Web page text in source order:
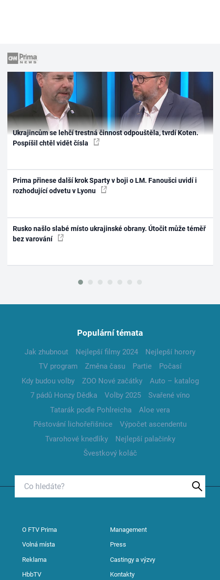
Ukrajincům se lehčí trestná činnost odpouštěla, tvrdí Koten.
Pospíšil chtěl vidět čísla
Prima přinese další krok Sparty v boji o LM. Fanoušci uvidí i
rozhodující odvetu v Lyonu
Rusko našlo slabé místo ukrajinské obrany. Útočit může téměř
bez varování
Populární témata
Jak zhubnout Nejlepší filmy 2024
Nejlepší horory
TV program
Změna času Partie
Počasí
Kdy budou volby
ZOO Nové začátky
Auto – katalog
7 pádů Honzy Dědka
Volby 2025
Svařené víno
Tatarák podle Pohlreicha
Aloe vera
Pěstování lichořeřišnice
Výpočet ascendentu
Tvarohové knedlíky
Nejlepší palačinky
Švestkový koláč
O FTV Prima Management
Volná místa Press
Reklama Castingy a výzvy
HbbTV Kontakty